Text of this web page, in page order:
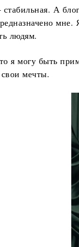
А
людям.
я могу быть
мечты.